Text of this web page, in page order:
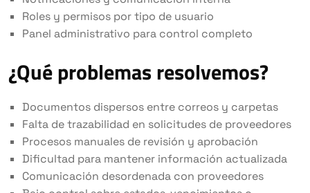
Roles y permisos por tipo de usuario
Panel administrativo para control completo
¿Qué problemas resolvemos?
Documentos dispersos entre correos y carpetas
Falta de trazabilidad en solicitudes de proveedores
Procesos manuales de revisión y aprobación
Dificultad para mantener información actualizada
Comunicación desordenada con proveedores